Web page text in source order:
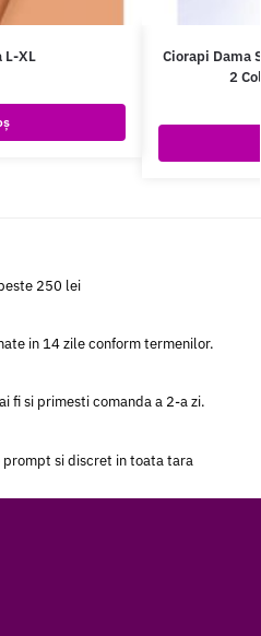
L-XL
Ciorapi Dama
2
250 lei
in 14 zile conform termenilor.
fi si primesti comanda a 2-a zi.
si discret in toata tara